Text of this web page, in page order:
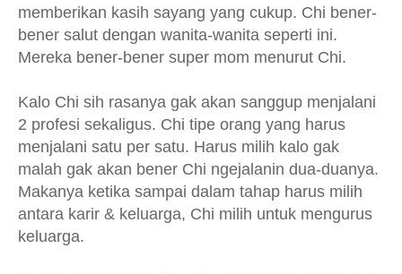
memberikan kasih sayang yang cukup. Chi bener-
bener salut dengan wanita-wanita seperti ini.
Mereka bener-bener super mom menurut Chi.
Kalo Chi sih rasanya gak akan sanggup menjalani
2 profesi sekaligus. Chi tipe orang yang harus
menjalani satu per satu. Harus milih kalo gak
malah gak akan bener Chi ngejalanin dua-duanya.
Makanya ketika sampai dalam tahap harus milih
antara karir & keluarga, Chi milih untuk mengurus
keluarga.